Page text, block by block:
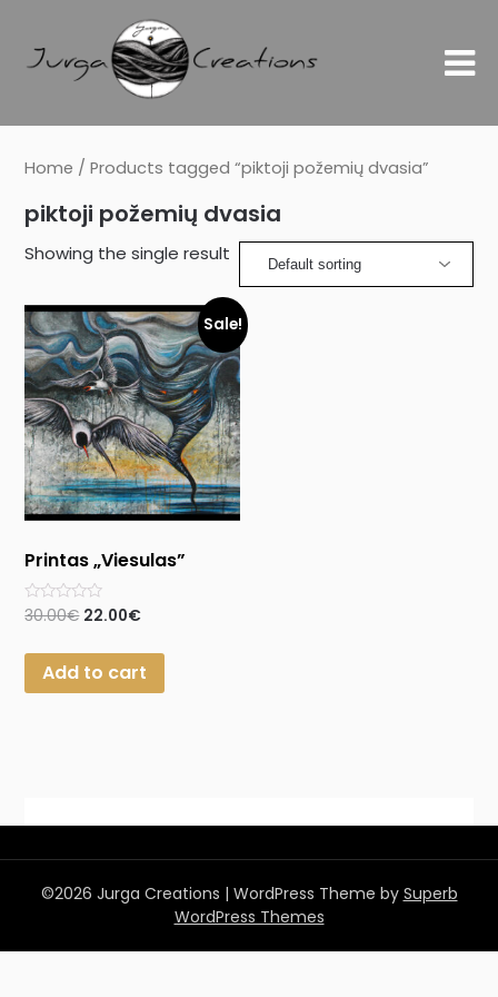
Home / Products tagged “piktoji požemių dvasia”
piktoji požemių dvasia
Showing the single result
Sale!
Printas „Viesulas”
Rated
of
30.00€ 22.00€
Add to cart
©2026 Jurga Creations | WordPress Theme by Superb
WordPress Themes